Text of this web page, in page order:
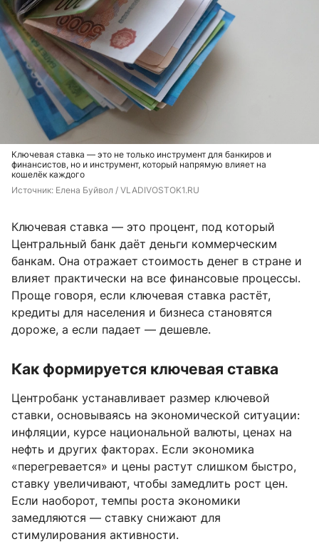
Ключевая ставка — это не только инструмент для банкиров и
финансистов, но и инструмент, который напрямую влияет на
кошелёк каждого
Источник: Елена Буйвол / VLADIVOSTOK1.RU
Ключевая ставка — это процент, под который
Центральный банк даёт деньги коммерческим
банкам. Она отражает стоимость денег в стране и
влияет практически на все финансовые процессы.
Проще говоря, если ключевая ставка растёт,
кредиты для населения и бизнеса становятся
дороже, а если падает — дешевле.
Как формируется ключевая ставка
Центробанк устанавливает размер ключевой
ставки, основываясь на экономической ситуации:
инфляции, курсе национальной валюты, ценах на
нефть и других факторах. Если экономика
«перегревается» и цены растут слишком быстро,
ставку увеличивают, чтобы замедлить рост цен.
Если наоборот, темпы роста экономики
замедляются — ставку снижают для
стимулирования активности.